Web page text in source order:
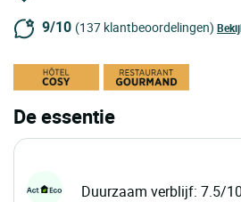
9/10 (137 klantbeoordelingen)
De essentie
Duurzaam verblijf: 7.5/10